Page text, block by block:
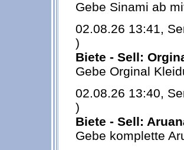
Gebe Sinami ab
02.08.26 13:41,
)
Biete - Sell:
Gebe Orginal
02.08.26 13:40,
)
Biete - Sell:
Gebe komplette